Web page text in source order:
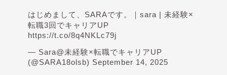
はじめまして、SARAです。｜sara | 未経験×
転職3回でキャリアUP
https://t.co/8q4NKLc79j
— Sara@未経験×転職でキャリアUP
(@SARA18olsb) September 14, 2025